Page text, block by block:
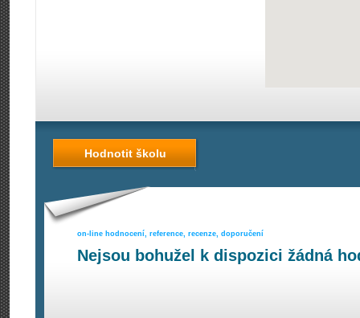
Hodnotit školu
on-line hodnocení, reference, recenze, doporučení
Nejsou bohužel k dispozici žádná